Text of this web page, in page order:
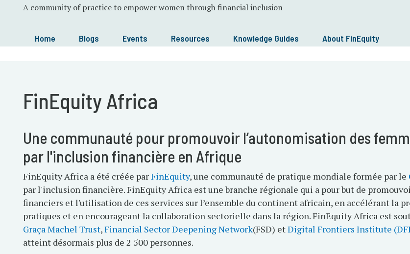
A community of practice to empower women through financial inclusion
Home Blogs Events Resources Knowledge Guides About FinEquity
FinEquity Africa
Une communauté pour promouvoir l’autonomisation des
par l'inclusion financière en Afrique
FinEquity Africa a été créée parFinEquity, une communauté de pratique mondiale formée par le
par l'inclusion financière. FinEquity Africa est une branche régionale qui a pour but de
financiers et l'utilisation de ces services sur l’ensemble du continent africain, en accélérant la
pratiques et en encourageant la collaboration sectorielle dans la région. FinEquity Africa est
Graça Machel Trust,Financial Sector Deepening Network(FSD) etDigital Frontiers Institute
atteint désormais plus de 2 500 personnes.